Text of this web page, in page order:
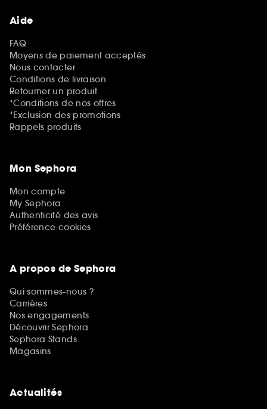
Aide
FAQ
Moyens de paiement acceptés
Nous contacter
Conditions de livraison
Retourner un produit
*Conditions de nos offres
*Exclusion des promotions
Rappels produits
Mon Sephora
Mon compte
My Sephora
Authenticité des avis
Préférence cookies
A propos de Sephora
Qui sommes-nous ?
Carrières
Nos engagements
Découvrir Sephora
Sephora Stands
Magasins
Actualités